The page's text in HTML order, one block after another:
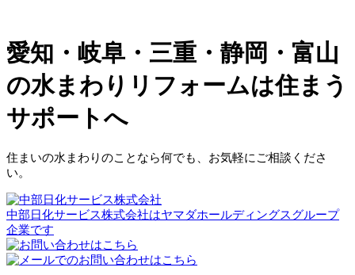
愛知・岐阜・三重・静岡・富山
の水まわりリフォームは住まう
サポートへ
住まいの水まわりのことなら何でも、お気軽にご相談くださ
い。
中部日化サービス株式会社はヤマダホールディングスグループ
企業です